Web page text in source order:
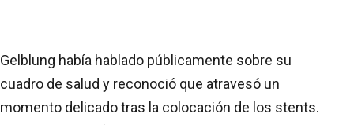
Gelblung había hablado públicamente sobre su
cuadro de salud y reconoció que atravesó un
momento delicado tras la colocación de los stents.